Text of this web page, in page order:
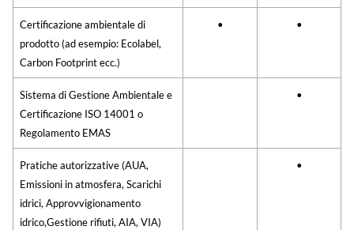
Certificazione ambientale di
prodotto (ad esempio: Ecolabel,
Carbon Footprint ecc.)
• •
Sistema di Gestione Ambientale e
Certificazione ISO 14001 o
Regolamento EMAS
•
Pratiche autorizzative (AUA,
Emissioni in atmosfera, Scarichi
idrici, Approvvigionamento
idrico,Gestione rifiuti, AIA, VIA)
•